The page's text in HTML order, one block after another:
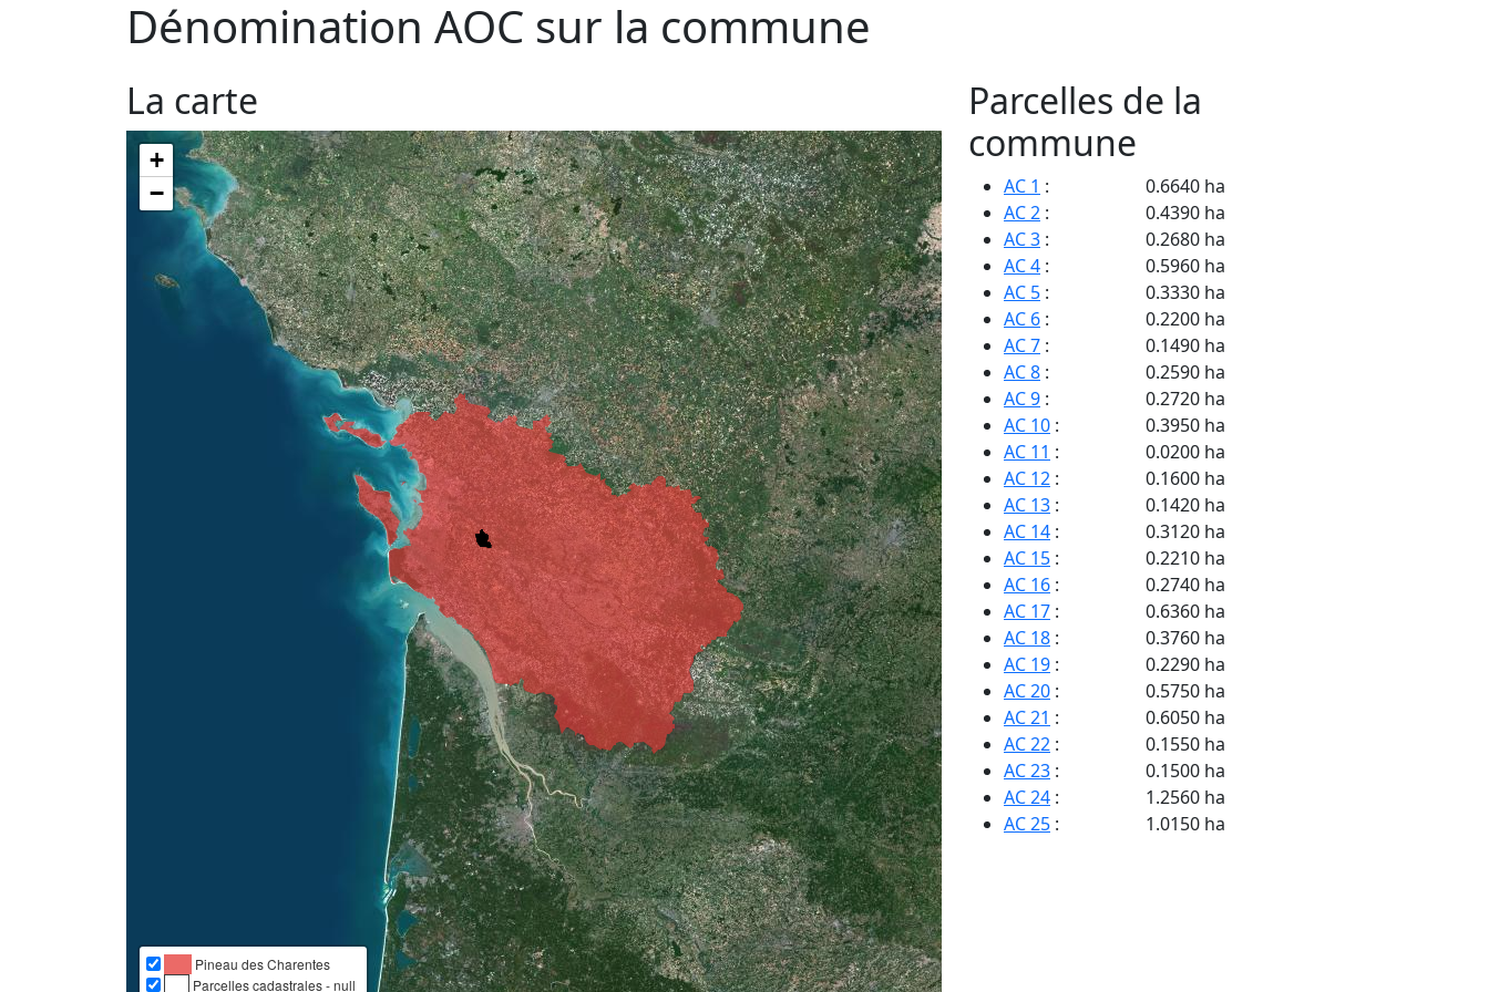
Dénomination AOC sur la commune
La carte
+
−
Pineau des Charentes
Parcelles cadastrales - null
Parcelles de la
commune
AC 1 :
0.6640 ha
AC 2 :
0.4390 ha
AC 3 :
0.2680 ha
AC 4 :
0.5960 ha
AC 5 :
0.3330 ha
AC 6 :
0.2200 ha
AC 7 :
0.1490 ha
AC 8 :
0.2590 ha
AC 9 :
0.2720 ha
AC 10 :
0.3950 ha
AC 11 :
0.0200 ha
AC 12 :
0.1600 ha
AC 13 :
0.1420 ha
AC 14 :
0.3120 ha
AC 15 :
0.2210 ha
AC 16 :
0.2740 ha
AC 17 :
0.6360 ha
AC 18 :
0.3760 ha
AC 19 :
0.2290 ha
AC 20 :
0.5750 ha
AC 21 :
0.6050 ha
AC 22 :
0.1550 ha
AC 23 :
0.1500 ha
AC 24 :
1.2560 ha
AC 25 :
1.0150 ha